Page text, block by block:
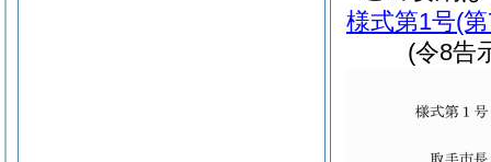
様式第1号(
(令8告